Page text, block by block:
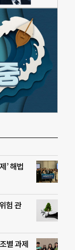
’ 해법
험 관
별 과제